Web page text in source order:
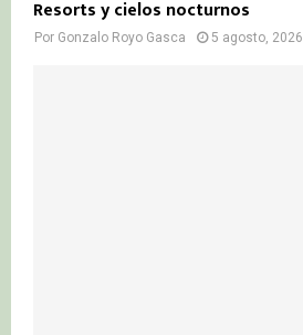
Resorts y cielos nocturnos
Por Gonzalo Royo Gasca 5 agosto, 2026